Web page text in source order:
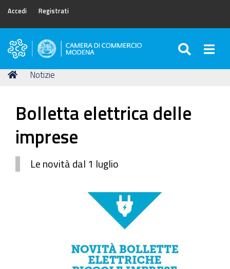
Accedi Registrati
Camera
Commercio
Tu
Home
Notizie
Bolletta elettrica delle
imprese
Le novità dal 1 luglio